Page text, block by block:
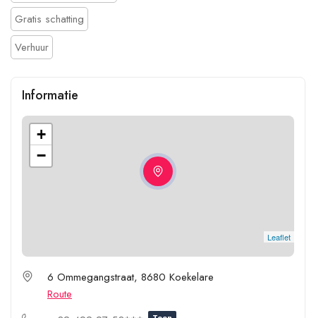
Gratis schatting
Verhuur
Informatie
+
−
Leaflet
6 Ommegangstraat, 8680 Koekelare
Route